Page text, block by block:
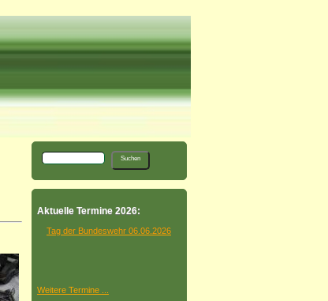
Aktuelle Termine 2026:
Tag der Bundeswehr 06.06.2026
Weitere Termine ...